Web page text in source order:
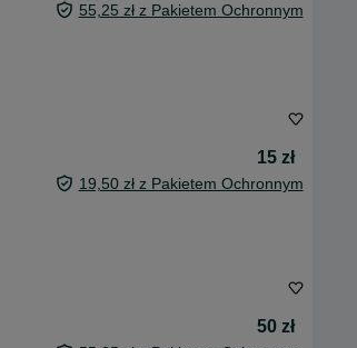
55,25 zł z Pakietem Ochronnym
15 zł
19,50 zł z Pakietem Ochronnym
50 zł